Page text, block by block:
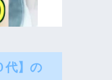
代】の